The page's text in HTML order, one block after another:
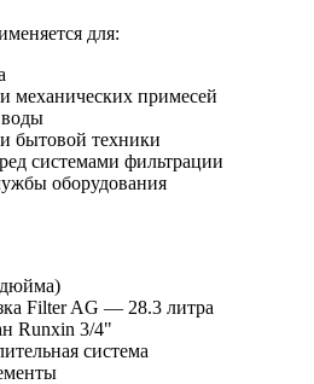
для:
механических примесей
бытовой техники
системами фильтрации
оборудования
Filter AG — 28.3 литра
Runxin 3/4"
система